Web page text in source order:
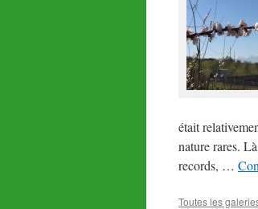
était
nature rares.
records, …
Toutes les